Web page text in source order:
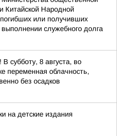
Китайской Народной
или получивших
служебного долга
субботу, 8 августа, во
переменная облачность,
без осадков
на детские издания